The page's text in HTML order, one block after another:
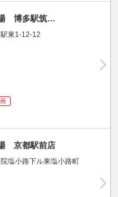
場 博多駅筑…
東1-12-12
京都駅前店
塩小路下ル東塩小路町